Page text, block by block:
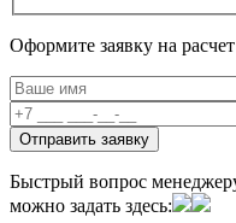
Оформите заявку на
Быстрый вопрос
можно задать здесь: